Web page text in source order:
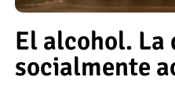
El alcohol. La
socialmente